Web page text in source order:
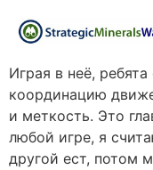
Играя в неё,
координацию
и меткость. Это
любой игре, я
другой ест, потом